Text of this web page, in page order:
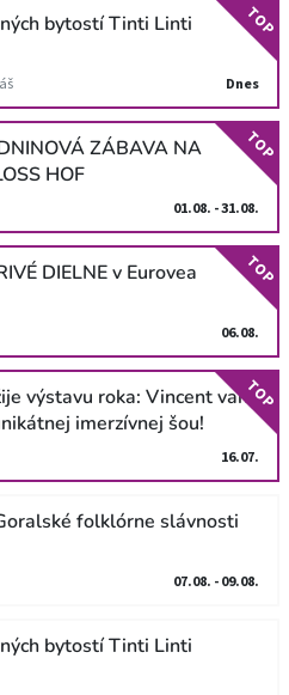
bytostí Tinti Linti
Dnes
TOP
ZÁBAVA NA
HOF
01.08. - 31.08.
TOP
DIELNE v Eurovea
06.08.
TOP
výstavu roka: Vincent van
imerzívnej šou!
16.07.
TOP
folklórne slávnosti
07.08. - 09.08.
bytostí Tinti Linti